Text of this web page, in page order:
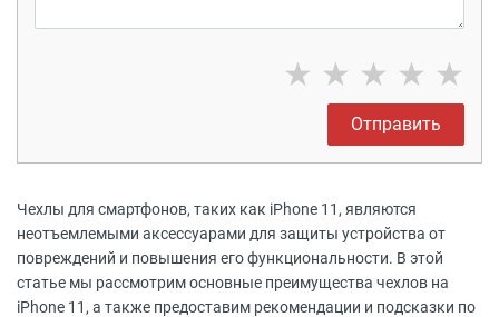
★ ★ ★ ★ ★
Отправить
Чехлы для смартфонов, таких как iPhone 11, являются
неотъемлемыми аксессуарами для защиты устройства от
повреждений и повышения его функциональности. В этой
статье мы рассмотрим основные преимущества чехлов на
iPhone 11, а также предоставим рекомендации и подсказки по